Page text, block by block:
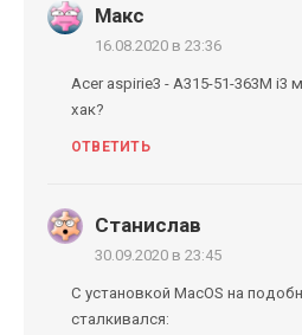
Макс
16.08.2020 в 23:36
Acer aspirie3 - A315-51-363M i3
хак?
ОТВЕТИТЬ
Станислав
30.09.2020 в 23:45
С установкой MacOS на
сталкивался: